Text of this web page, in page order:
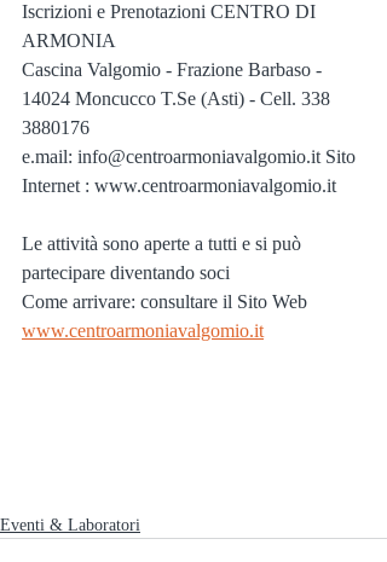
Iscrizioni e Prenotazioni CENTRO DI
ARMONIA
Cascina Valgomio - Frazione Barbaso -
14024 Moncucco T.Se (Asti) - Cell. 338
3880176
e.mail: info@centroarmoniavalgomio.it Sito
Internet : www.centroarmoniavalgomio.it
Le attività sono aperte a tutti e si può
partecipare diventando soci
Come arrivare: consultare il Sito Web
www.centroarmoniavalgomio.it
Eventi & Laboratori